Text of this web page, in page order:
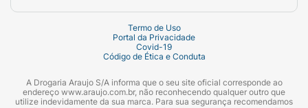
Termo de Uso
Portal da Privacidade
Covid-19
Código de Ética e Conduta
A Drogaria Araujo S/A informa que o seu site oficial corresponde ao
endereço www.araujo.com.br, não reconhecendo qualquer outro que
utilize indevidamente da sua marca. Para sua segurança recomendamos